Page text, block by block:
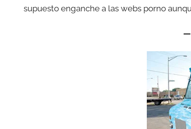
supuesto enganche a las webs porno